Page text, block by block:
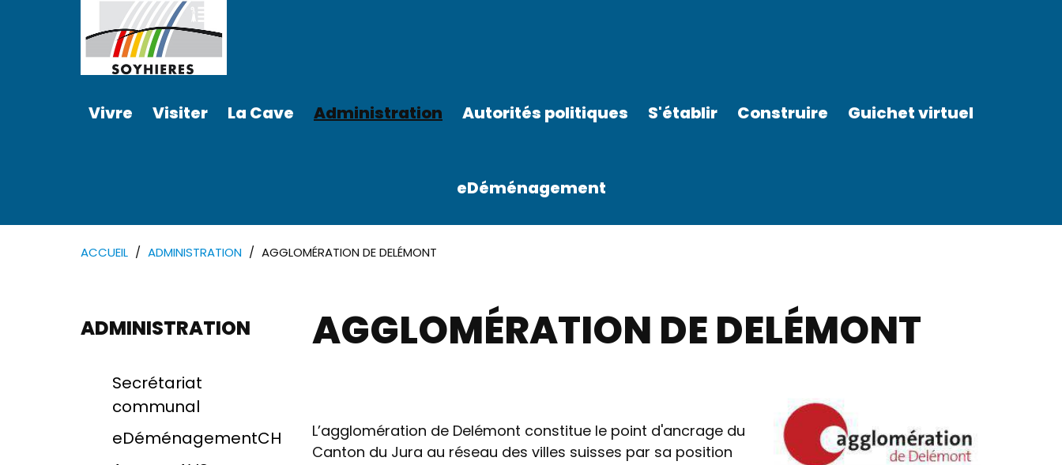
Vivre Visiter La Cave Administration Autorités politiques S'établir Construire Guichet virtuel
eDéménagement
ACCUEIL ADMINISTRATION AGGLOMÉRATION DE DELÉMONT
ADMINISTRATION
Secrétariat
communal
eDéménagementCH
AGGLOMÉRATION DE DELÉMONT
L’agglomération de Delémont constitue le point d'ancrage du
Canton du Jura au réseau des villes suisses par sa position